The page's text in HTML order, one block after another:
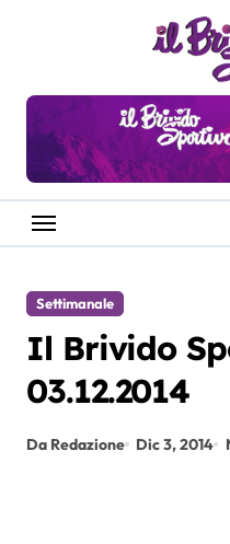
Settimanale
Il Brivido
03.12.2014
Da Redazione Dic 3, 2014